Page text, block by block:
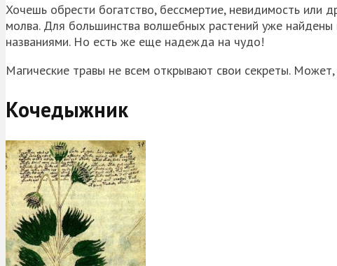
Хочешь обрести богатство, бессмертие, невидимость или
молва. Для большинства волшебных растений уже найдены
названиями. Но есть же еще надежда на чудо!
Магические травы не всем открывают свои секреты. Может,
Кочедыжник